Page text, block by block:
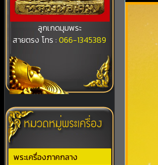
ลูกเกดมุมพระ
สายตรง โทร :066-1345389
พระเครื่องภาคกลาง